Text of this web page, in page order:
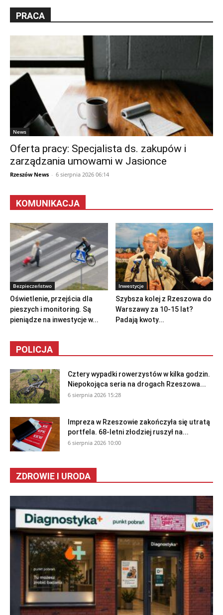
PRACA
News
Oferta pracy: Specjalista ds. zakupów i
zarządzania umowami w Jasionce
Rzeszów News - 6 sierpnia 2026 06:14
KOMUNIKACJA
Bezpieczeństwo
Oświetlenie, przejścia dla
pieszych i monitoring. Są
pieniądze na inwestycje w...
Inwestycje
Szybsza kolej z Rzeszowa do
Warszawy za 10-15 lat?
Padają kwoty...
POLICJA
Cztery wypadki rowerzystów w kilka godzin.
Niepokojąca seria na drogach Rzeszowa...
6 sierpnia 2026 15:28
Impreza w Rzeszowie zakończyła się utratą
portfela. 68-letni złodziej ruszył na...
6 sierpnia 2026 10:00
ZDROWIE I URODA